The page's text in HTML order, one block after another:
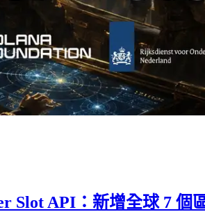
Slot API：新增全球 7